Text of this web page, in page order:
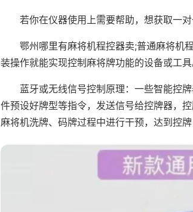
若你在仪器使用上需要帮助，想获取一
鄂州哪里有麻将机程控器卖;普通麻将机
装操作就能实现控制麻将牌功能的设备或工具
蓝牙或无线信号控制原理：一些智能控
件预设好牌型等指令，发送信号给控牌器，
麻将机洗牌、码牌过程中进行干预，达到控牌